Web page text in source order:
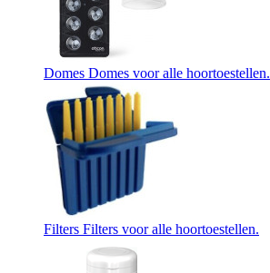
Domes Domes voor alle hoortoestellen.
Filters Filters voor alle hoortoestellen.